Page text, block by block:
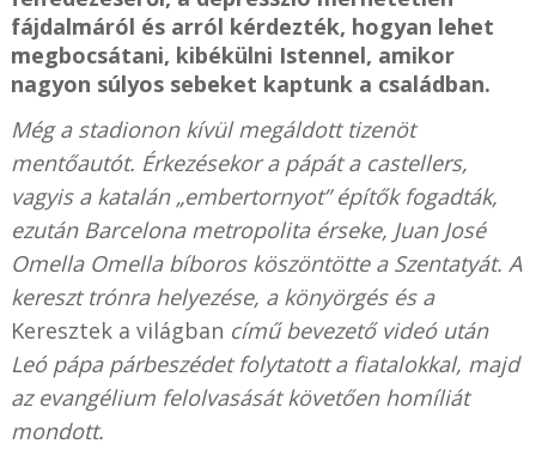
fájdalmáról és arról kérdezték, hogyan lehet
megbocsátani, kibékülni Istennel, amikor
nagyon súlyos sebeket kaptunk a családban.
Még a stadionon kívül megáldott tizenöt
mentőautót. Érkezésekor a pápát a castellers,
vagyis a katalán „embertornyot” építők fogadták,
ezután Barcelona metropolita érseke, Juan José
Omella Omella bíboros köszöntötte a Szentatyát. A
kereszt trónra helyezése, a könyörgés és a
Keresztek a világban című bevezető videó után
Leó pápa párbeszédet folytatott a fiatalokkal, majd
az evangélium felolvasását követően homíliát
mondott.